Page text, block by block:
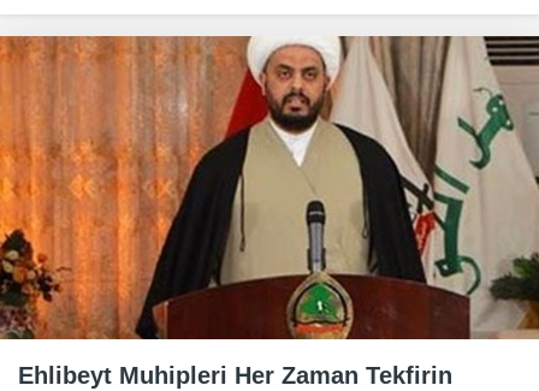
Ehlibeyt Muhipleri Her Zaman Tekfirin